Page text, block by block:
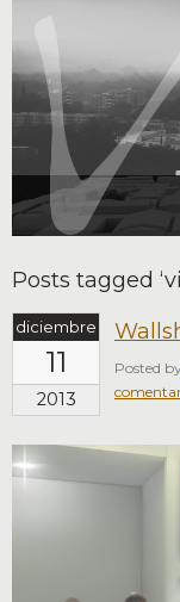
Posts tagged
diciembre
11
2013
Posted